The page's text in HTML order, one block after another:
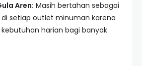
Aren: Masih bertahan sebagai
setiap outlet minuman karena
harian bagi banyak